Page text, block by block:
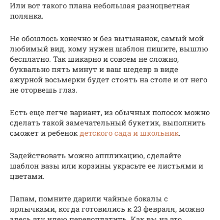
Или вот такого плана небольшая разноцветная
полянка.
Не обошлось конечно и без вытынанок, самый мой
любимый вид, кому нужен шаблон пишите, вышлю
бесплатно. Так шикарно и совсем не сложно,
буквально пять минут и ваш шедевр в виде
ажурной восьмерки будет стоять на столе и от него
не оторвешь глаз.
Есть еще легче вариант, из обычных полосок можно
сделать такой замечательный букетик, выполнить
сможет и ребенок детского сада и школьник.
Задействовать можно аппликацию, сделайте
шаблон вазы или корзины украсьте ее листьями и
цветами.
Папам, помните дарили чайные бокалы с
ярлычками, когда готовились к 23 февраля, можно